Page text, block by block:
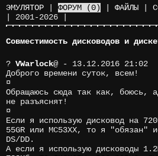
ЭМУЛЯТОР ФОРУМ (0) ФАЙЛЫ
2001-2026
Совместимость дисководов и
? VWarlock@ - 13.12.2016 21:02
Доброго времени суток, всем!
¤
Обращаюсь сюда так как, боюсь,
не разъяснят!
¤
Если я использую дисковод на
55GR или МС53XX, то я "обязан"
DS/DD.
А если я использую дисководы